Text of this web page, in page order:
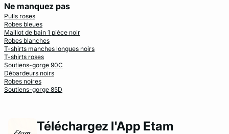
Ne manquez pas
Pulls roses
Robes bleues
Maillot de bain 1 pièce noir
Robes blanches
T-shirts manches longues noirs
T-shirts roses
Soutiens-gorge 90C
Débardeurs noirs
Robes noires
Soutiens-gorge 85D
Téléchargez l'App Etam